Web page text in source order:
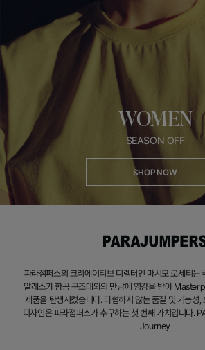
WOMEN
SEASON OFF
SHOP NOW
파라점퍼스의 크리에이티브 디렉터인 마시모 로세티는
알래스카 항공 구조대와의 만남에 영감을 받아
제품을 탄생시켰습니다. 타협하지 않는 품질 및 기능성,
디자인은 파라점퍼스가 추구하는 첫 번째 가치입니다.
Journey